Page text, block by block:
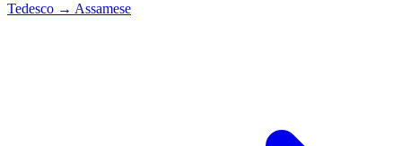
Tedesco → Assamese